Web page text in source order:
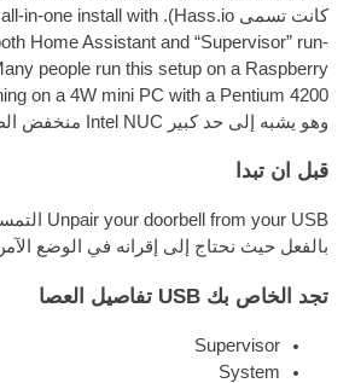
كانت تسمى Hass.io).
in-one install with
Home Assist­ant and “Super­visor” run­
people run this setup on a Rasp­berry
on a 4W mini PC with a Pen­ti­um 4200
وهو يشبه إلى حد كبير Intel NUC منخفض الطاقة.
قبل ان تبدا
Unpair your door­bell from your USB
بالفعل حيث نحتاج إلى إقرانه في الوضع
تجد الخاص بكUSB تفاصيل العصا
Super­visor
Sys­tem